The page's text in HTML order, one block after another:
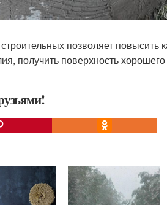
позволяет повысить
получить поверхность хорошего